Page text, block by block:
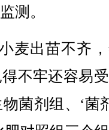
测。
出苗不齐，
不牢还容易
菌剂组、‘菌